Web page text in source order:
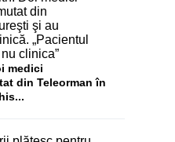
medici
din Teleorman în